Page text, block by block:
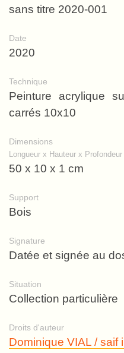
sans titre 2020-001
Date
2020
Technique
Peinture acrylique
carrés 10x10
Dimensions
Longueur x Hauteur x Profondeur
50 x 10 x 1 cm
Support
Bois
Signature
Datée et signée au
Situation
Collection particulière
Droits d'auteur
Dominique VIAL / saif